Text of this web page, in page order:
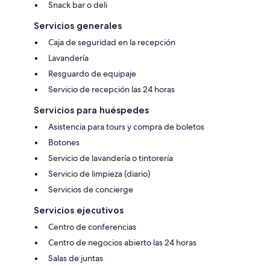
Snack bar o deli
Servicios generales
Caja de seguridad en la recepción
Lavandería
Resguardo de equipaje
Servicio de recepción las 24 horas
Servicios para huéspedes
Asistencia para tours y compra de boletos
Botones
Servicio de lavandería o tintorería
Servicio de limpieza (diario)
Servicios de concierge
Servicios ejecutivos
Centro de conferencias
Centro de negocios abierto las 24 horas
Salas de juntas